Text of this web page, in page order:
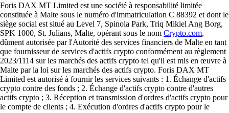
Foris DAX MT Limited est une société à responsabilité limitée
constituée à Malte sous le numéro d'immatriculation C 88392 et dont le
siège social est situé au Level 7, Spinola Park, Triq Mikiel Ang Borg,
SPK 1000, St. Julians, Malte, opérant sous le nom Crypto.com,
dûment autorisée par l'Autorité des services financiers de Malte en tant
que fournisseur de services d'actifs crypto conformément au règlement
2023/1114 sur les marchés des actifs crypto tel qu'il est mis en œuvre à
Malte par la loi sur les marchés des actifs crypto. Foris DAX MT
Limited est autorisé à fournir les services suivants : 1. Échange d'actifs
crypto contre des fonds ; 2. Échange d'actifs crypto contre d'autres
actifs crypto ; 3. Réception et transmission d'ordres d'actifs crypto pour
le compte de clients ; 4. Exécution d'ordres d'actifs crypto pour le